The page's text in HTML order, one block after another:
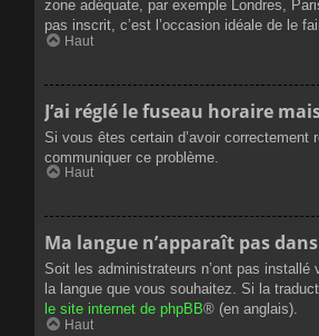
zone adéquate, par exemple Londres,
pas inscrit, c’est l’occasion idéale de le
Haut
J’ai réglé le fuseau horaire
Si vous êtes certain d’avoir correctement
communiquer ce problème.
Haut
Ma langue n’apparaît pas
Soit les administrateurs n’ont pas
la langue que vous souhaitez. Si la
le site internet de phpBB® (en anglais).
Haut